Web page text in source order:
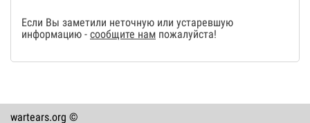
Если Вы заметили неточную или устаревшую
информацию - сообщите нам пожалуйста!
wartears.org ©